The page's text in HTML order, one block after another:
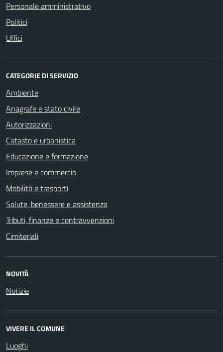
Personale amministrativo
Politici
Uffici
CATEGORIE DI SERVIZIO
Ambiente
Anagrafe e stato civile
Autorizzazioni
Catasto e urbanistica
Educazione e formazione
Imprese e commercio
Mobilità e trasporti
Salute, benessere e assistenza
Tributi, finanze e contravvenzioni
Cimiteriali
NOVITÀ
Notizie
VIVERE IL COMUNE
Luoghi